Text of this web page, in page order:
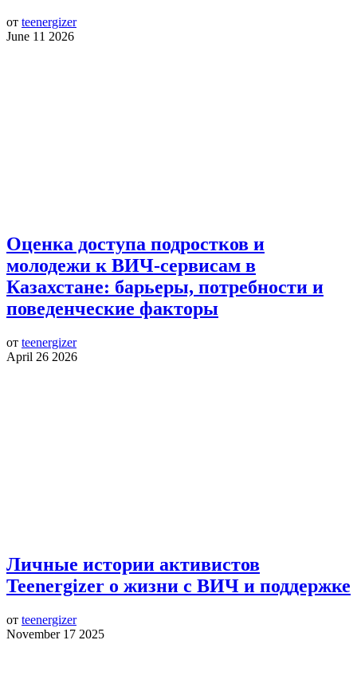
от teenergizer
June 11 2026
Оценка доступа подростков и
молодежи к ВИЧ-сервисам в
Казахстане: барьеры, потребности и
поведенческие факторы
от teenergizer
April 26 2026
Личные истории активистов
Teenergizer о жизни с ВИЧ и поддержке
от teenergizer
November 17 2025